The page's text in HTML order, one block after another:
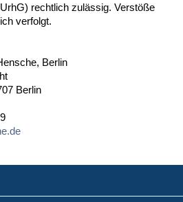
rechtlich zulässig. Verstöße
verfolgt.
Berlin
Berlin